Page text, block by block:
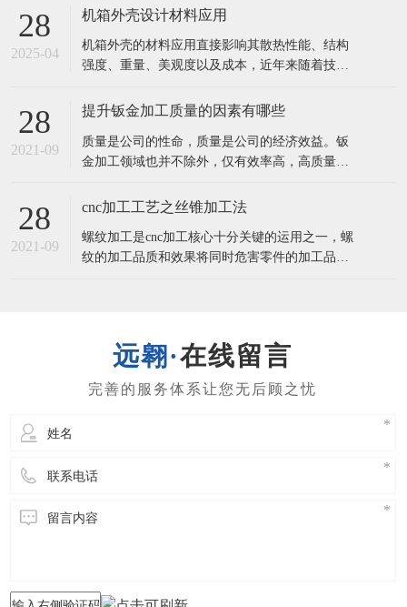
需求驱动设计革新 场景细分化 电竞机箱：RGB光
设计） 创作者机箱：静音+快速拆卸（如Fractal D
28
2025-04
机箱外壳设计材料应用
机箱外壳的材料应用直接影响其散热性能、结构
强度、重量、美观度以及成本，近年来随着技术
当前主流的机箱外壳材料及其创新应用方向： 1.
本低、强度高、易冲压成型，但重量大、易生
锈。 应用：
28
2021-09
提升钣金加工质量的因素有哪些
​质量是公司的性命，质量是公司的经济效益。钣
金加工领域也并不除外，仅有效率高，高质量的
客的视角出去，想用户之所感。一，实际操作工
工序所造成的缺点，避免问题造成的可控制方法
有：⑴提升“质量第一，客户第一”的质量观念文
28
2021-09
cnc加工工艺之丝锥加工法
螺纹加工是cnc加工核心十分关键的运用之一，螺
纹的加工品质和效果将同时危害零件的加工品质
纹孔均选用柔性攻丝方式在线留言